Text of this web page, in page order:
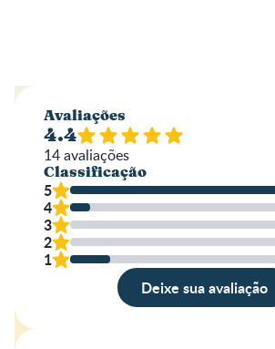
Avaliações
4.4
14avaliações
Classificação
5
4
3
2
1
Deixe sua avaliação